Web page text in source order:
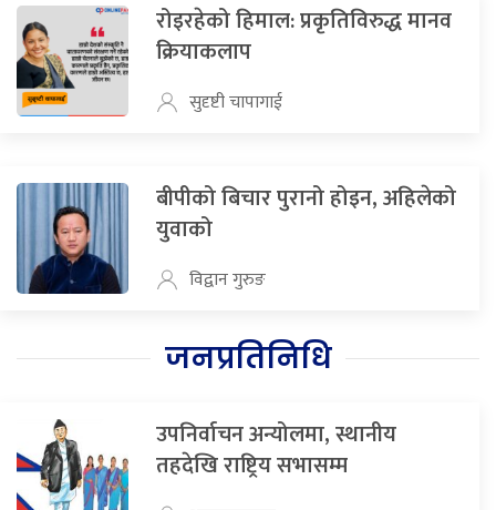
रोइरहेको हिमाल: प्रकृतिविरुद्ध मानव
क्रियाकलाप
सुदृष्टी चापागाई
बीपीको बिचार पुरानो होइन, अहिलेको
युवाको
विद्वान गुरुङ
जनप्रतिनिधि
उपनिर्वाचन अन्योलमा, स्थानीय
तहदेखि राष्ट्रिय सभासम्म